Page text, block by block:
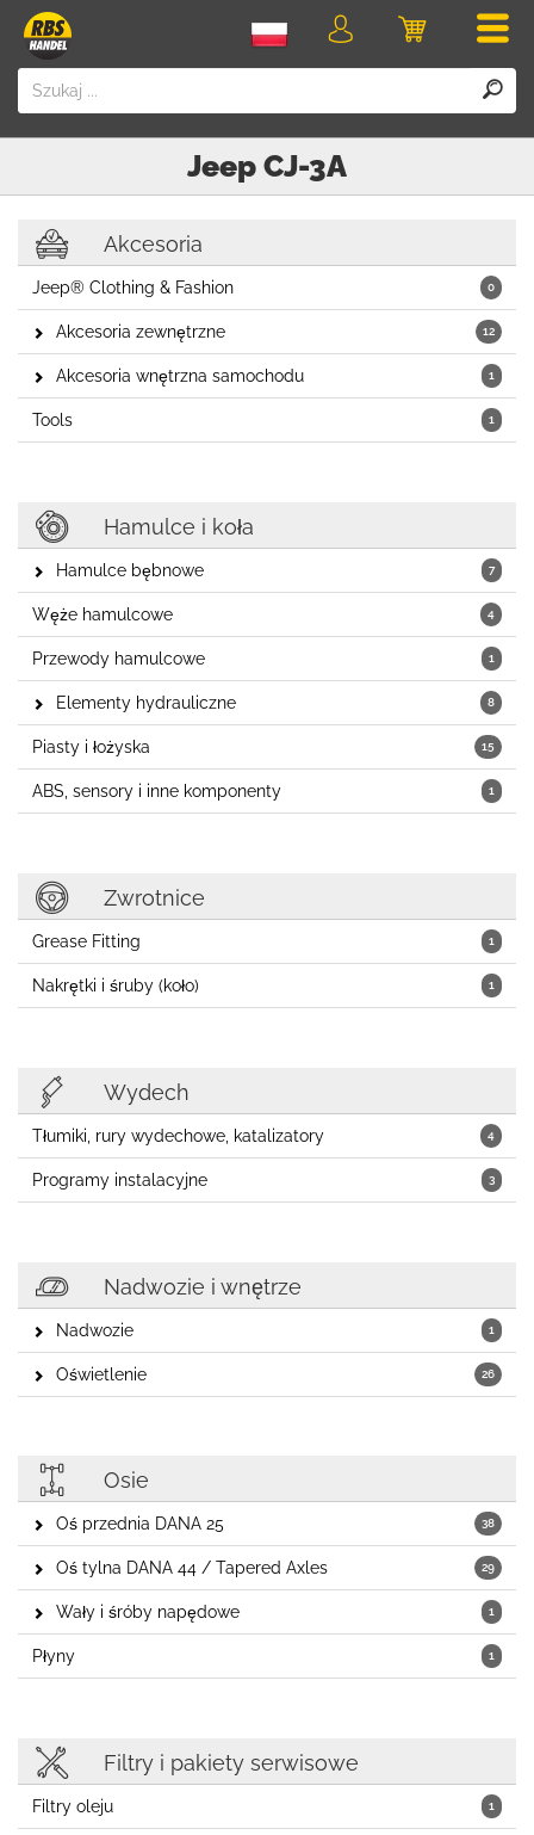
Koszyk
Logowanie
Jeep CJ-3A
Akcesoria
0
Jeep® Clothing & Fashion
12
Akcesoria zewnętrzne
1
Akcesoria wnętrzna samochodu
1
Tools
Hamulce i koła
7
Hamulce bębnowe
4
Węże hamulcowe
1
Przewody hamulcowe
8
Elementy hydrauliczne
15
Piasty i łożyska
1
ABS, sensory i inne komponenty
Zwrotnice
1
Grease Fitting
1
Nakrętki i śruby (koło)
Wydech
4
Tłumiki, rury wydechowe, katalizatory
3
Programy instalacyjne
Nadwozie i wnętrze
1
Nadwozie
26
Oświetlenie
Osie
38
Oś przednia DANA 25
29
Oś tylna DANA 44 / Tapered Axles
1
Wały i śróby napędowe
1
Płyny
Filtry i pakiety serwisowe
1
Filtry oleju